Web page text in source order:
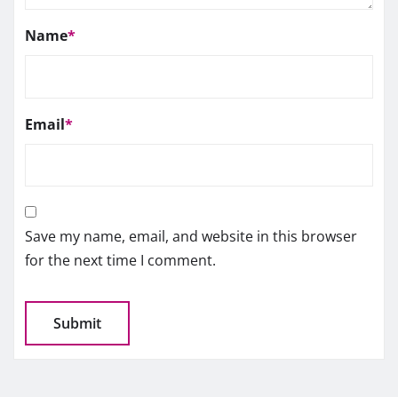
Name*
Email*
Save my name, email, and website in this browser
for the next time I comment.